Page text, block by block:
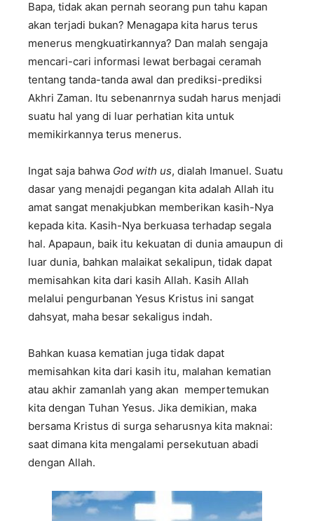
Bapa, tidak akan pernah seorang pun tahu kapan
akan terjadi bukan? Menagapa kita harus terus
menerus mengkuatirkannya? Dan malah sengaja
mencari-cari informasi lewat berbagai ceramah
tentang tanda-tanda awal dan prediksi-prediksi
Akhri Zaman. Itu sebenanrnya sudah harus menjadi
suatu hal yang di luar perhatian kita untuk
memikirkannya terus menerus.
Ingat saja bahwa God with us, dialah Imanuel. Suatu
dasar yang menajdi pegangan kita adalah Allah itu
amat sangat menakjubkan memberikan kasih-Nya
kepada kita. Kasih-Nya berkuasa terhadap segala
hal. Apapaun, baik itu kekuatan di dunia amaupun di
luar dunia, bahkan malaikat sekalipun, tidak dapat
memisahkan kita dari kasih Allah. Kasih Allah
melalui pengurbanan Yesus Kristus ini sangat
dahsyat, maha besar sekaligus indah.
Bahkan kuasa kematian juga tidak dapat
memisahkan kita dari kasih itu, malahan kematian
atau akhir zamanlah yang akan mempertemukan
kita dengan Tuhan Yesus. Jika demikian, maka
bersama Kristus di surga seharusnya kita maknai:
saat dimana kita mengalami persekutuan abadi
dengan Allah.